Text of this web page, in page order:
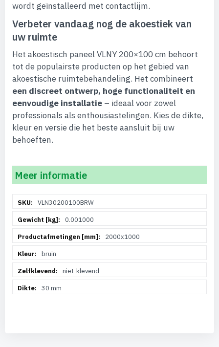
wordt geïnstalleerd met contactlijm.
Verbeter vandaag nog de akoestiek van
uw ruimte
Het akoestisch paneel VLNY 200×100 cm behoort
tot de populairste producten op het gebied van
akoestische ruimtebehandeling. Het combineert
een discreet ontwerp, hoge functionaliteit en
eenvoudige installatie – ideaal voor zowel
professionals als enthousiastelingen. Kies de dikte,
kleur en versie die het beste aansluit bij uw
behoeften.
Meer informatie
informatieVLN30200100BRW
0.001000
2000x1000
bruin
niet-klevend
30 mm